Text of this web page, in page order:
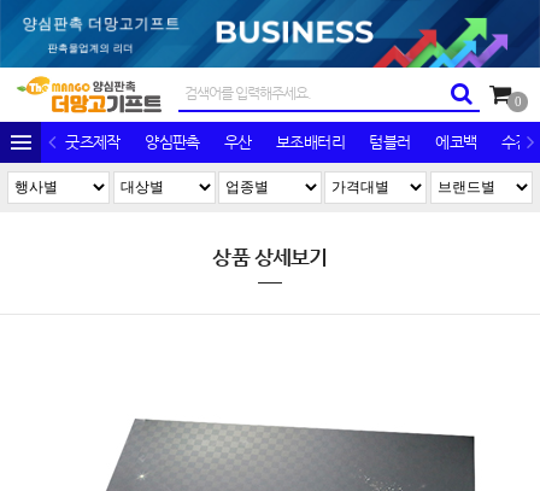
0
굿즈제작 양심판촉 우산 보조배터리 텀블러 에코백 수건/
상품 상세보기